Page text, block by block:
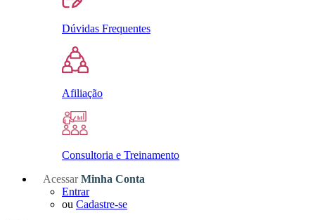
Dúvidas Frequentes
Afiliação
Consultoria e Treinamento
Acessar Minha Conta
Entrar
ou Cadastre-se